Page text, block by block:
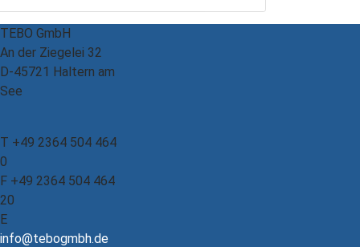
TEBO GmbH
An der Ziegelei 32
D-45721 Haltern am
See
T +49 2364 504 464
0
F +49 2364 504 464
20
E
info@tebogmbh.de